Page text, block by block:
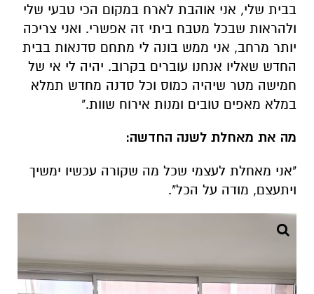
בבית שלי, אני אוהבת לארח במקום הכי טבעי שלי
ולהראות שבכל מטבח ביתי זה אפשרי. ואני צריכה
יותר מרחב, אני ממש בונה לי מתחם סדנאות בבית
החדש שאליו אנחנו עוברים בקרוב. יהיה לי אי של
חמישה מטר שיהיה כמוס וכל סדנה מחדש תמלא
במלא מאפים טובים ומנות אירוח שוות."
מה את מאחלת לשנה החדשה:
"אני מאחלת לעצמי שכל מה שקורה עכשיו ימשיך
ויתעצם, מודה על הכל".